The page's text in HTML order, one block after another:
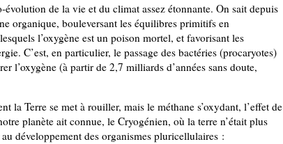
de la vie et du climat assez étonnante. On sait depuis
organique, bouleversant les équilibres primitifs en
l’oxygène est un poison mortel, et favorisant les
C’est, en particulier, le passage des bactéries (procaryotes)
l’oxygène (à partir de 2,7 milliards d’années sans doute,
la Terre se met à rouiller, mais le méthane s’oxydant, l’effet de
planète ait connue, le Cryogénien, où la terre n’était plus
développement des organismes pluricellulaires :